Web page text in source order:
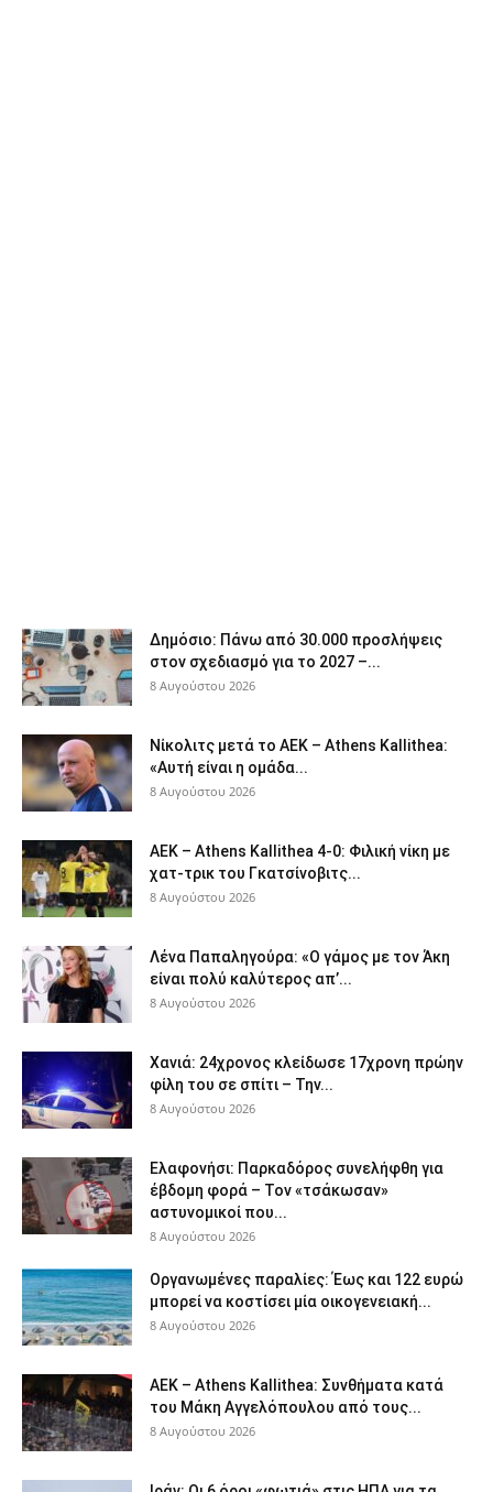
Δημόσιο: Πάνω από 30.000 προσλήψεις
στον σχεδιασμό για το 2027 –...
8 Αυγούστου 2026
Νίκολιτς μετά το ΑΕΚ – Athens Kallithea:
«Αυτή είναι η ομάδα...
8 Αυγούστου 2026
ΑΕΚ – Athens Kallithea 4-0: Φιλική νίκη με
χατ-τρικ του Γκατσίνοβιτς...
8 Αυγούστου 2026
Λένα Παπαληγούρα: «Ο γάμος με τον Άκη
είναι πολύ καλύτερος απ’...
8 Αυγούστου 2026
Χανιά: 24χρονος κλείδωσε 17χρονη πρώην
φίλη του σε σπίτι – Την...
8 Αυγούστου 2026
Ελαφονήσι: Παρκαδόρος συνελήφθη για
έβδομη φορά – Τον «τσάκωσαν»
αστυνομικοί που...
8 Αυγούστου 2026
Οργανωμένες παραλίες: Έως και 122 ευρώ
μπορεί να κοστίσει μία οικογενειακή...
8 Αυγούστου 2026
ΑΕΚ – Athens Kallithea: Συνθήματα κατά
του Μάκη Αγγελόπουλου από τους...
8 Αυγούστου 2026